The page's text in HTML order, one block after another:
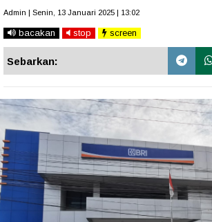
Admin | Senin, 13 Januari 2025 | 13:02
bacakan stop screen
Sebarkan: